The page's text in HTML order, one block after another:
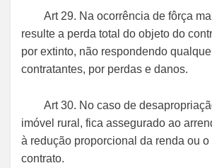
Art 29. Na ocorrência de fôrça
resulte a perda total do objeto do
por extinto, não respondendo
contratantes, por perdas e danos.
Art 30. No caso de
imóvel rural, fica assegurado ao
à redução proporcional da renda ou
contrato.